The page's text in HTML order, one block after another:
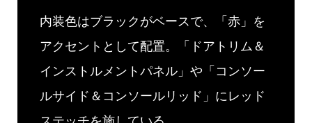
内装色はブラックがベースで、「赤」を
アクセントとして配置。「ドアトリム＆
インストルメントパネル」や「コンソー
ルサイド＆コンソールリッド」にレッド